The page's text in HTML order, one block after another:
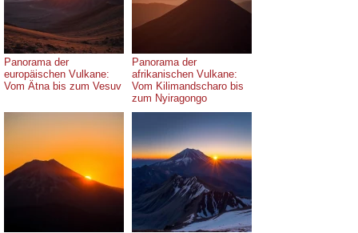
Panorama der
europäischen Vulkane:
Vom Ätna bis zum Vesuv
Panorama der
afrikanischen Vulkane:
Vom Kilimandscharo bis
zum Nyiragongo